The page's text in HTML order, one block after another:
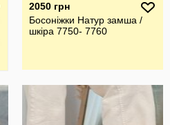
2050 грн
Босоніжки Натур замша /
шкіра 7750- 7760